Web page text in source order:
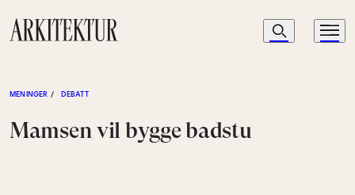
Navigasjon
Søk Meny
MENINGER / DEBATT
Mamsen vil bygge badstu